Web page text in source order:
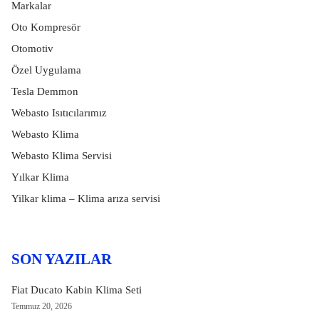
Markalar
Oto Kompresör
Otomotiv
Özel Uygulama
Tesla Demmon
Webasto Isıtıcılarımız
Webasto Klima
Webasto Klima Servisi
Yılkar Klima
Yilkar klima – Klima arıza servisi
SON YAZILAR
Fiat Ducato Kabin Klima Seti
Temmuz 20, 2026